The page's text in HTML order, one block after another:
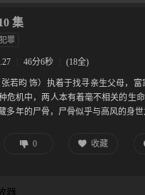
集
犯罪
46分6秒 (18全)
若昀 饰）执着于找寻亲生父母，
危机中，两人本有着毫不相关的生
多年的尸骨，尸骨似乎与高风的身世
寻找线索。 最终，尘封二十年的正
0 收藏
器